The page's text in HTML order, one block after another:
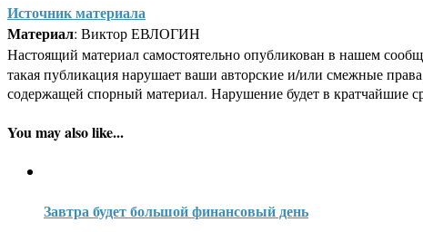
Источник материала
Материал: Виктор ЕВЛОГИН
Настоящий материал самостоятельно опубликован в нашем
такая публикация нарушает ваши авторские и/или смежные
содержащей спорный материал. Нарушение будет в кратчайшие
You may also like...
Завтра будет большой финансовый день